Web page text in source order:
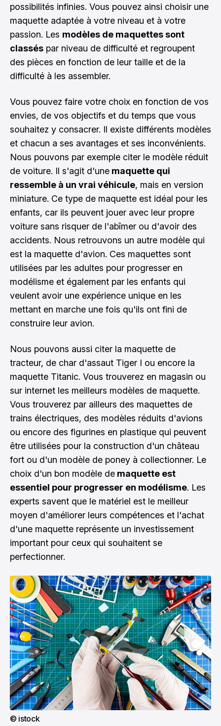
possibilités infinies. Vous pouvez ainsi choisir une
maquette adaptée à votre niveau et à votre
passion. Les modèles de maquettes sont
classés par niveau de difficulté et regroupent
des pièces en fonction de leur taille et de la
difficulté à les assembler.
Vous pouvez faire votre choix en fonction de vos
envies, de vos objectifs et du temps que vous
souhaitez y consacrer. Il existe différents modèles
et chacun a ses avantages et ses inconvénients.
Nous pouvons par exemple citer le modèle réduit
de voiture. Il s'agit d'une maquette qui
ressemble à un vrai véhicule, mais en version
miniature. Ce type de maquette est idéal pour les
enfants, car ils peuvent jouer avec leur propre
voiture sans risquer de l'abîmer ou d'avoir des
accidents. Nous retrouvons un autre modèle qui
est la maquette d'avion. Ces maquettes sont
utilisées par les adultes pour progresser en
modélisme et également par les enfants qui
veulent avoir une expérience unique en les
mettant en marche une fois qu'ils ont fini de
construire leur avion.
Nous pouvons aussi citer la maquette de
tracteur, de char d'assaut Tiger I ou encore la
maquette Titanic. Vous trouverez en magasin ou
sur internet les meilleurs modèles de maquette.
Vous trouverez par ailleurs des maquettes de
trains électriques, des modèles réduits d'avions
ou encore des figurines en plastique qui peuvent
être utilisées pour la construction d'un château
fort ou d'un modèle de poney à collectionner. Le
choix d'un bon modèle de maquette est
essentiel pour progresser en modélisme. Les
experts savent que le matériel est le meilleur
moyen d'améliorer leurs compétences et l'achat
d'une maquette représente un investissement
important pour ceux qui souhaitent se
perfectionner.
© istock